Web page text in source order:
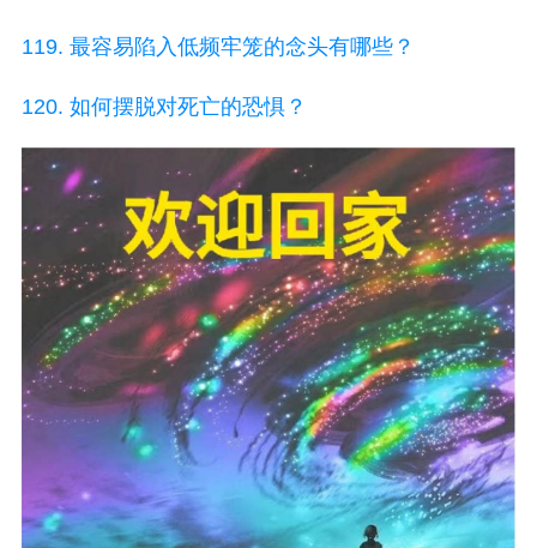
119. 最容易陷入低频牢笼的念头有哪些？
120. 如何摆脱对死亡的恐惧？